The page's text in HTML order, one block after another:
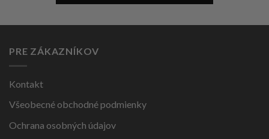
PRE ZÁKAZNÍKOV
Kontakt
Všeobecné obchodné podmienky
Ochrana osobných údajov